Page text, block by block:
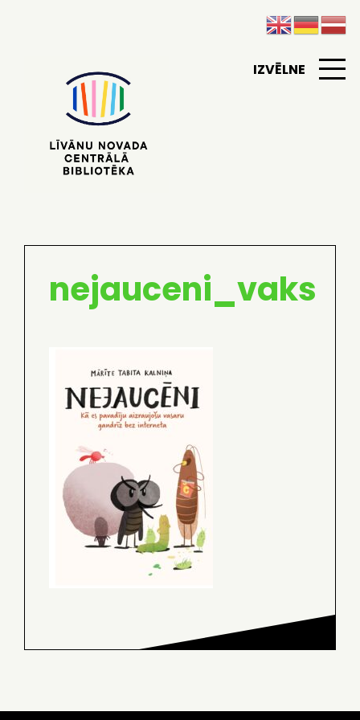
IZVĒLNE
nejauceni_vaks